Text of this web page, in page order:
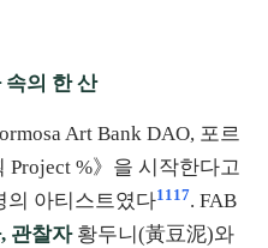
의 한 산
Art Bank DAO, 포르
%》을 시작한다고
의 아티스트였다11 17. FAB
관찰자황두니(黃豆泥)와